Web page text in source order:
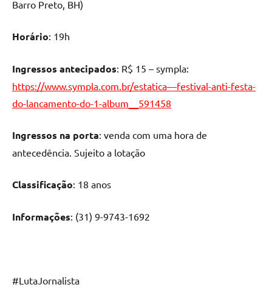
Barro Preto, BH)
Horário: 19h
Ingressos antecipados: R$ 15 – sympla:
https://www.sympla.com.br/estatica—festival-anti-festa-
do-lancamento-do-1-album__591458
Ingressos na porta: venda com uma hora de
antecedência. Sujeito a lotação
Classificação: 18 anos
Informações: (31) 9-9743-1692
#LutaJornalista